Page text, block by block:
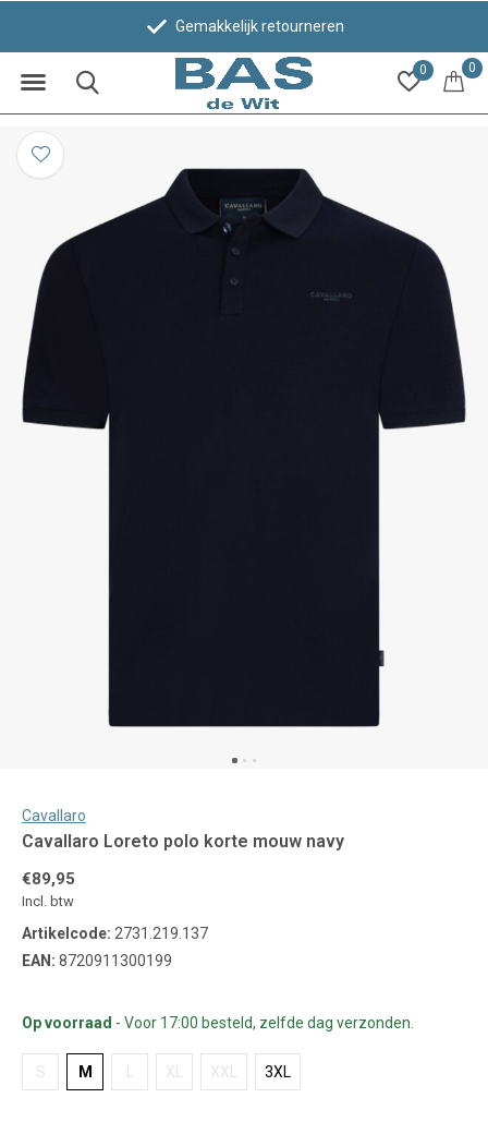
0 0
Gemakkelijk retourneren
Cavallaro
Cavallaro Loreto polo korte mouw navy
€89,95
Incl. btw
Artikelcode: 2731.219.137
EAN: 8720911300199
Op voorraad - Voor 17:00 besteld, zelfde dag verzonden.
S M XL XXL 3XL